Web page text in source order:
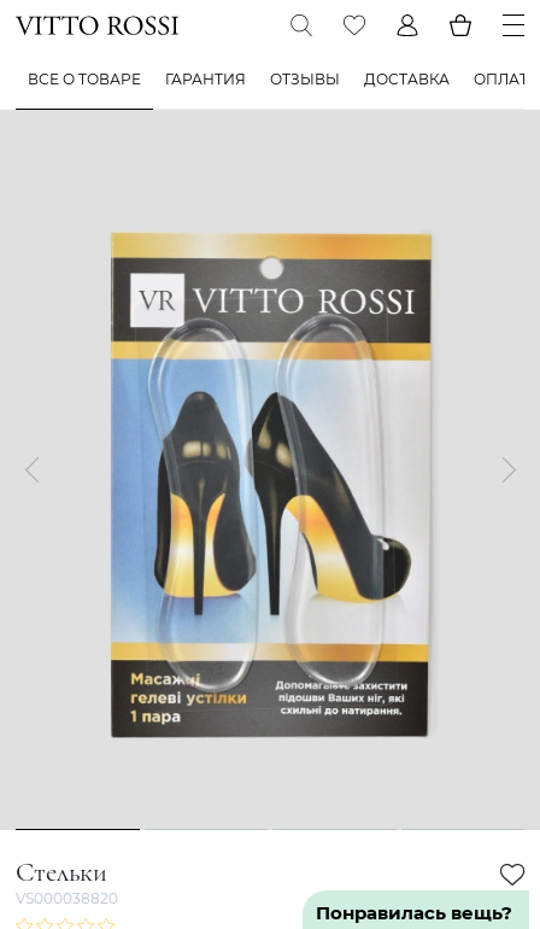
ВСЕ О ТОВАРЕ ГАРАНТИЯ ОТЗЫВЫ ДОСТАВКА ОПЛАТА
1 2 3 4
Стельки
VS000038820
Понравилась вещь?